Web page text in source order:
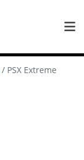
/ PSX Extreme